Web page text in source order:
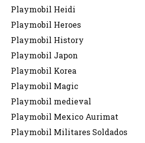
Playmobil Heidi
Playmobil Heroes
Playmobil History
Playmobil Japon
Playmobil Korea
Playmobil Magic
Playmobil medieval
Playmobil Mexico Aurimat
Playmobil Militares Soldados